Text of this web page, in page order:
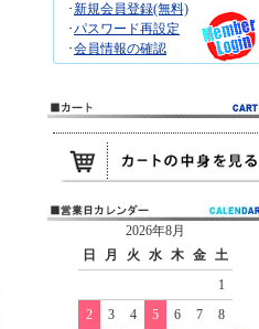
･新規会員登録(無料)
･パスワード再設定
･会員情報の確認
2026年8月
日
月 火 水 木 金
土
1
2
3 4 5 6 7
8